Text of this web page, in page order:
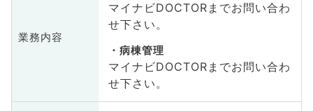
業務内容
マイナビDOCTORまでお問い合わ
せ下さい。
病棟管理
マイナビDOCTORまでお問い合わ
せ下さい。